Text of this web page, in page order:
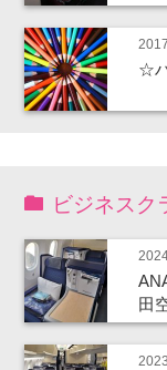
☆
ビジネスク
田